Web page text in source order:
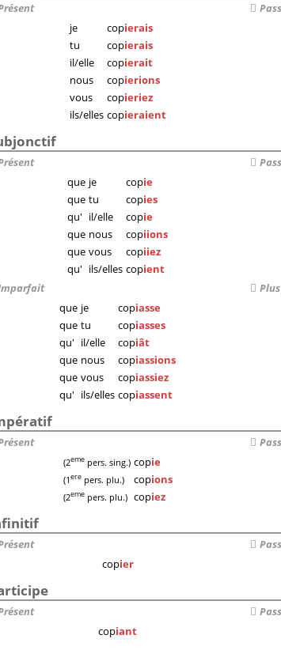
je
copierais
tu
copierais
il/elle
copierait
nous
copierions
vous
copieriez
ils/elles copieraient
que je copie
que tu copies
qu' il/elle copie
que nous copiions
que vous copiiez
qu' ils/elles copient
que je copiasse
que tu copiasses
qu' il/elle copiât
que nous copiassions
que vous copiassiez
qu' ils/elles copiassent
(2emepers. sing.) copie
(1erepers. plu.) copions
(2emepers. plu.) copiez
copier
copiant